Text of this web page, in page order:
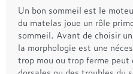
Un bon sommeil est le
du matelas joue un rôle
sommeil. Avant de choisir
la morphologie est une
trop mou ou trop ferme peut